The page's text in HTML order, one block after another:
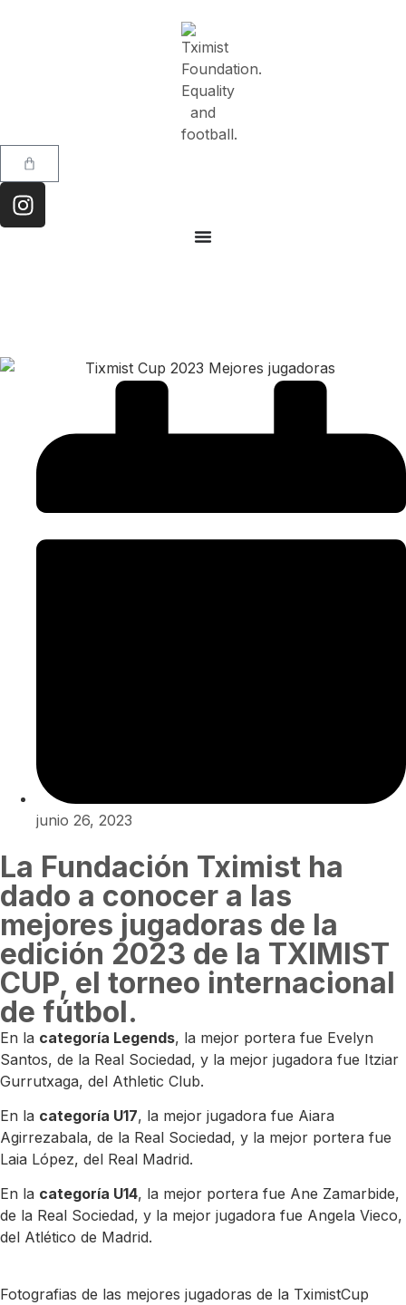
junio 26, 2023
La Fundación Tximist ha
dado a conocer a las
mejores jugadoras de la
edición 2023 de la TXIMIST
CUP, el torneo internacional
de fútbol.
En la categoría Legends, la mejor portera fue Evelyn
Santos, de la Real Sociedad, y la mejor jugadora fue Itziar
Gurrutxaga, del Athletic Club.
En la categoría U17, la mejor jugadora fue Aiara
Agirrezabala, de la Real Sociedad, y la mejor portera fue
Laia López, del Real Madrid.
En la categoría U14, la mejor portera fue Ane Zamarbide,
de la Real Sociedad, y la mejor jugadora fue Angela Vieco,
del Atlético de Madrid.
Fotografias de las mejores jugadoras de la TximistCup